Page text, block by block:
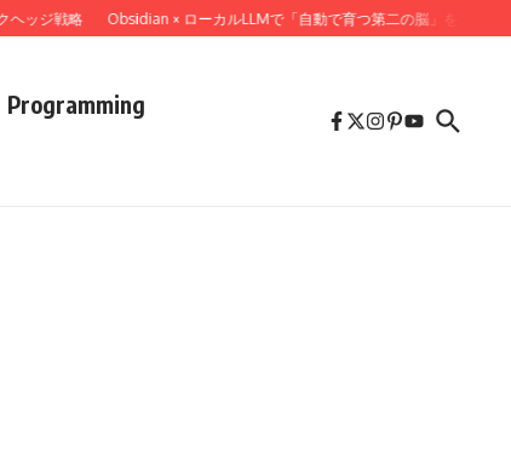
ジ戦略 Obsidian × ローカルLLMで「自動で育つ第二の脳」を作ってみた
Programming